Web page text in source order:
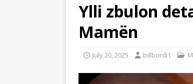
Ylli zbulon
Mamën
July 20, 2025 billbordi1